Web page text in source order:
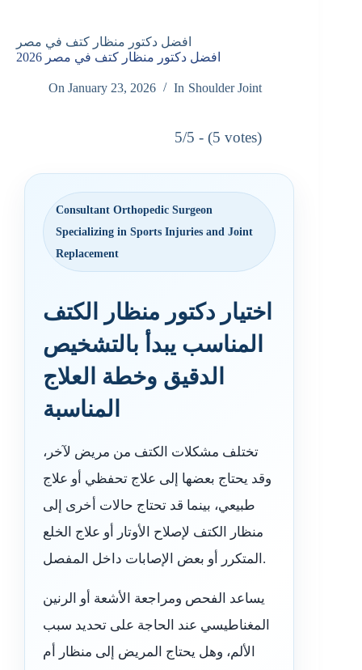
افضل دكتور منظار كتف في مصر
افضل دكتور منظار كتف في مصر 2026
On January 23, 2026 In Shoulder Joint
5/5 - (5 votes)
Consultant Orthopedic Surgeon
Specializing in Sports Injuries and Joint
Replacement
اختيار دكتور منظار الكتف
المناسب يبدأ بالتشخيص
الدقيق وخطة العلاج
المناسبة
تختلف مشكلات الكتف من مريض لآخر،
وقد يحتاج بعضها إلى علاج تحفظي أو علاج
طبيعي، بينما قد تحتاج حالات أخرى إلى
منظار الكتف لإصلاح الأوتار أو علاج الخلع
المتكرر أو بعض الإصابات داخل المفصل.
يساعد الفحص ومراجعة الأشعة أو الرنين
المغناطيسي عند الحاجة على تحديد سبب
الألم، وهل يحتاج المريض إلى منظار أم